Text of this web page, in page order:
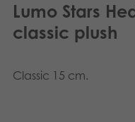
Puzzle
Nasza historia
Strony
English
Dansk
Lumo Stars
classic plush
Classic 15 cm.